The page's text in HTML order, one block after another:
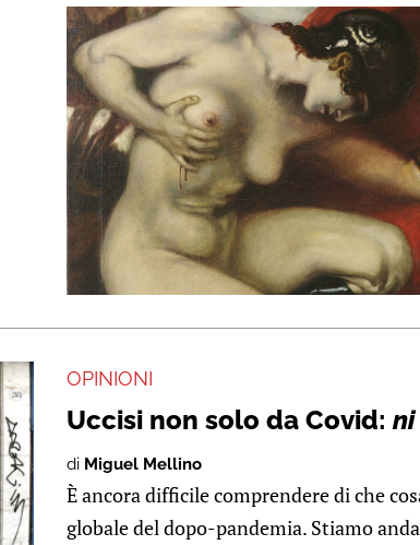
OPINIONI
Uccisi non solo da Covid: ni
di Miguel Mellino
È ancora difficile comprendere di che
globale del dopo-pandemia. Stiamo